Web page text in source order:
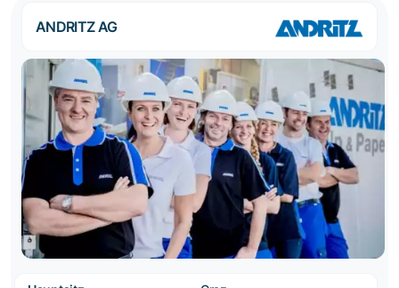
ANDRITZ AG